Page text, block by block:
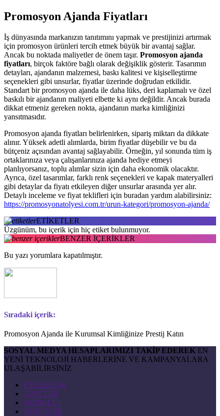
Promosyon Ajanda Fiyatları
İş dünyasında markanızın tanıtımını yapmak ve prestijinizi artırmak
için promosyon ürünleri tercih etmek büyük bir avantaj sağlar.
Ancak bu noktada maliyetler de önem taşır. Promosyon ajanda
fiyatları, birçok faktöre bağlı olarak değişiklik gösterir. Tasarımın
detayları, ajandanın malzemesi, baskı kalitesi ve kişiselleştirme
seçenekleri gibi unsurlar, fiyatlar üzerinde doğrudan etkilidir.
Standart bir promosyon ajanda ile daha lüks, deri kaplamalı ve özel
baskılı bir ajandanın maliyeti elbette ki aynı değildir. Ancak burada
dikkat etmeniz gereken nokta, ajandanın marka kimliğinizi
yansıtmasıdır.
Promosyon ajanda fiyatları belirlenirken, sipariş miktarı da dikkate
alınır. Yüksek adetli alımlarda, birim fiyatlar düşebilir ve bu da
bütçeniz açısından avantaj sağlayabilir. Örneğin, yıl sonunda tüm iş
ortaklarınıza veya çalışanlarınıza ajanda hediye etmeyi
planlıyorsanız, toplu alımlar sizin için daha ekonomik olacaktır.
Ayrıca, özel tasarımlar, farklı renk seçenekleri ve kapak materyalleri
gibi detaylar da fiyatı etkileyen diğer unsurlar arasında yer alır.
Detaylı inceleme ve fiyat teklifleri için buradan yardım alabilirsiniz:
https://promosyonatolyesi.com.tr/urun-kategori/promosyon-ajanda/
ETİKETLER
Üzgünüm, bu içerik için hiç etiket bulunmuyor.
BENZER İÇERİKLER
Bu yazı yorumlara kapatılmıştır.
Sıradaki içerik:
Promosyon Ajanda ile Kurumsal Kimliğinize Prestij Katın
SOSYAL MEDYA HESAPLARIMIZI TAKİP EDEREK EN
YENİ TEKNOLOJİ HABERLERİNE VE KAMPANYALARA
ULAŞABİLİRSİNİZ
FACEBOOK
TWITTER
GOOGLE+
YOUTUBE